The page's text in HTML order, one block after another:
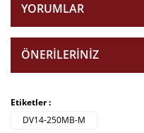
YORUMLAR
ÖNERILERINIZ
Etiketler :
DV14-250MB-M